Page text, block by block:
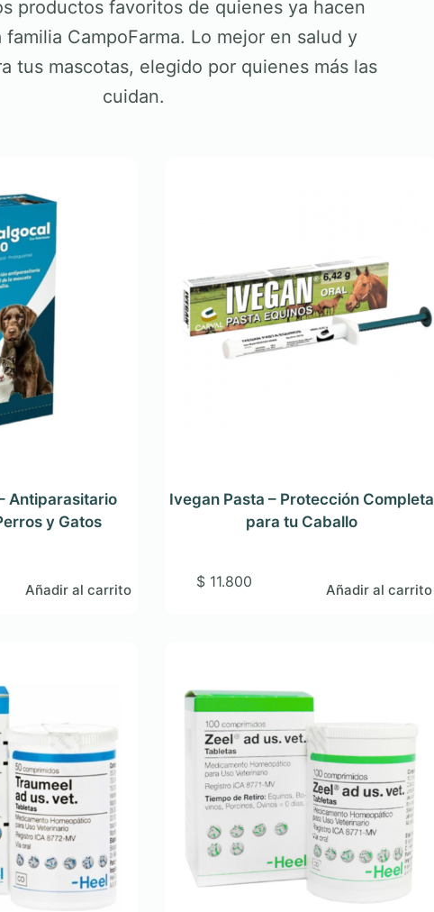
productos favoritos de quienes ya hacen
CampoFarma. Lo mejor en salud y
tus mascotas, elegido por quienes más las
cuidan.
Antiparasitario
y Gatos
Añadir al carrito
Ivegan Pasta – Protección Completa
para tu Caballo
$11.800 Añadir al carrito